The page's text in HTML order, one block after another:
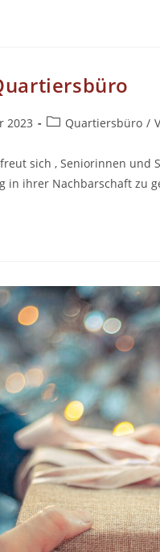
2023
Beitrags-
Quartiersbüro /
sich , Seniorinnen
in ihrer Nachbarschaft zu